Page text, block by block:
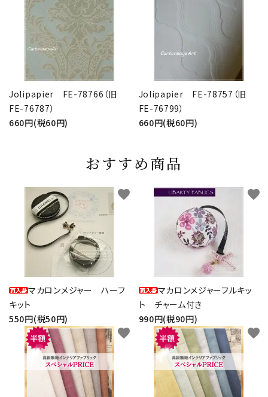
Jolipapier FE-78766（旧
FE-76787）
660円(税60円)
Jolipapier FE-78757（旧
FE-76799）
660円(税60円)
おすすめ商品
マカロンメジャー ハーフ
キット
550円(税50円)
favorite
マカロンメジャーフルキッ
ト チャーム付き
990円(税90円)
favorite
favorite favorite